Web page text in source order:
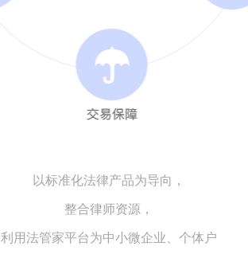
以标准化法律产品为导向，
整合律师资源，
利用法管家平台为中小微企业、个体户